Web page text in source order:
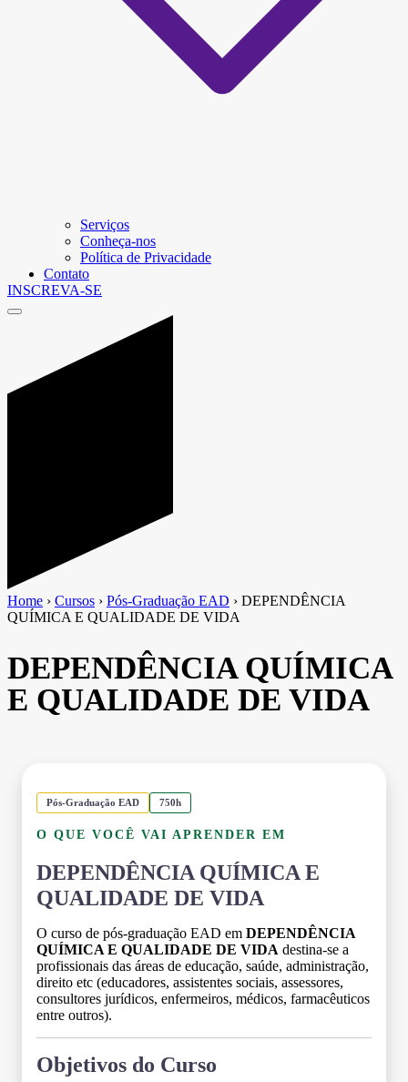
Serviços
Conheça-nos
Política de Privacidade
Contato
INSCREVA-SE
Home › Cursos › Pós-Graduação EAD › DEPENDÊNCIA
QUÍMICA E QUALIDADE DE VIDA
DEPENDÊNCIA QUÍMICA
E QUALIDADE DE VIDA
Pós-Graduação EAD 750h
O QUE VOCÊ VAI APRENDER EM
DEPENDÊNCIA QUÍMICA E
QUALIDADE DE VIDA
O curso de pós-graduação EAD em DEPENDÊNCIA
QUÍMICA E QUALIDADE DE VIDA destina-se a
profissionais das áreas de educação, saúde, administração,
direito etc (educadores, assistentes sociais, assessores,
consultores jurídicos, enfermeiros, médicos, farmacêuticos
entre outros).
Objetivos do Curso